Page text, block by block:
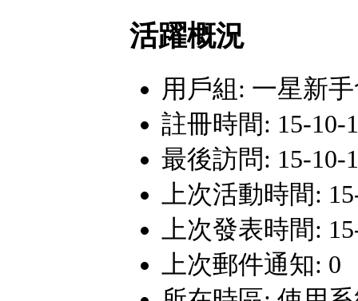
活躍概況
用戶組: 一星新
註冊時間: 15-10-
最後訪問: 15-10-
上次活動時間:
上次發表時間:
上次郵件通知: 0